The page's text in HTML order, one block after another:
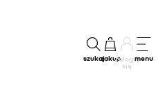
szukajzakupZaloguj
się
menu